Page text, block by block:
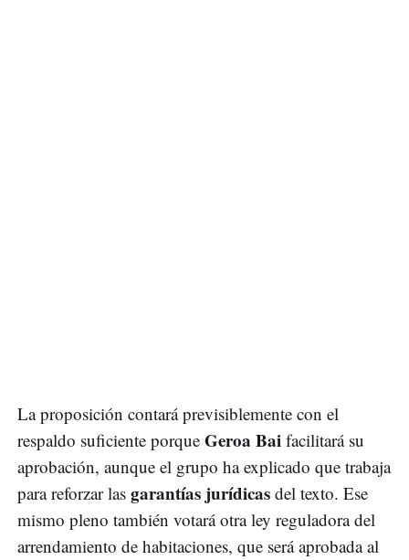
La proposición contará previsiblemente con el
respaldo suficiente porque Geroa Bai facilitará su
aprobación, aunque el grupo ha explicado que trabaja
para reforzar las garantías jurídicas del texto. Ese
mismo pleno también votará otra ley reguladora del
arrendamiento de habitaciones, que será aprobada al